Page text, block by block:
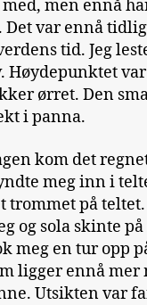
men ennå
Det var ennå
tid. Jeg
Høydepunktet
ørret. Den
i panna.
kom det
meg inn i
trommet på
og sola skinte
meg en tur opp
ligger ennå mer
Utsikten var